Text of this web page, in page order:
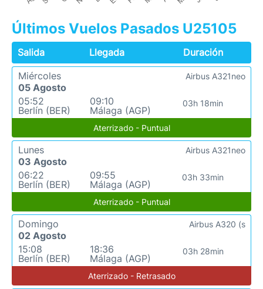
Últimos Vuelos Pasados U25105
Salida Llegada
Duración
Miércoles
05 Agosto
05:52
Berlín (BER)
09:10
Málaga (AGP)
03h 18min
Airbus A321neo
Aterrizado - Puntual
Lunes
03 Agosto
06:22
Berlín (BER)
09:55
Málaga (AGP)
03h 33min
Airbus A321neo
Aterrizado - Puntual
Domingo
02 Agosto
15:08
Berlín (BER)
18:36
Málaga (AGP)
03h 28min
Airbus A320 (s
Aterrizado - Retrasado